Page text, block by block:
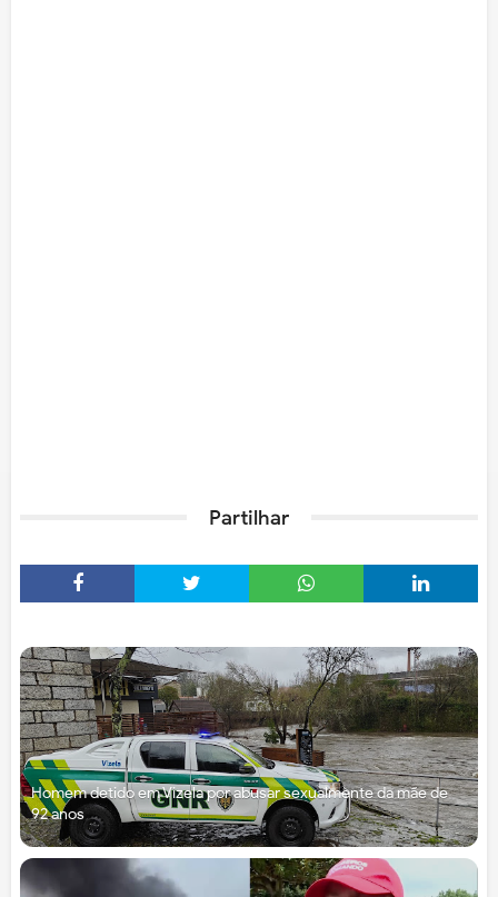
Partilhar
Homem detido em Vizela por abusar sexualmente da mãe de
92 anos